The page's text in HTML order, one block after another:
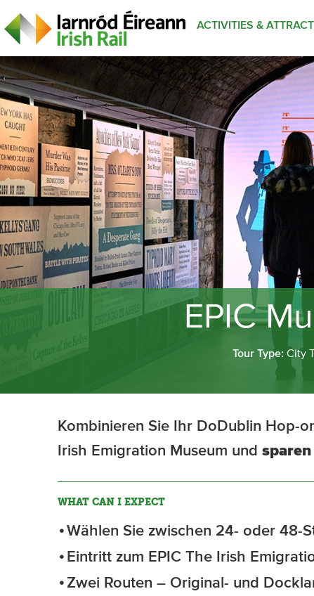
ACTIVITIES &
EPIC
Tour Type:City
Kombinieren Sie Ihr DoDublin Hop-
Irish Emigration Museum und
WHAT CAN I EXPECT
Wählen Sie zwischen 24- oder 48-
Eintritt zum EPIC The Irish
Zwei Routen – Original- und